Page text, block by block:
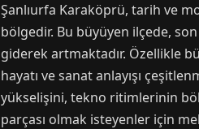
Şanlıurfa Karaköprü, tarih ve
bölgedir. Bu büyüyen ilçede,
giderek artmaktadır. Özellikle
hayatı ve sanat anlayışı
yükselişini, tekno ritimlerinin
parçası olmak isteyenler için